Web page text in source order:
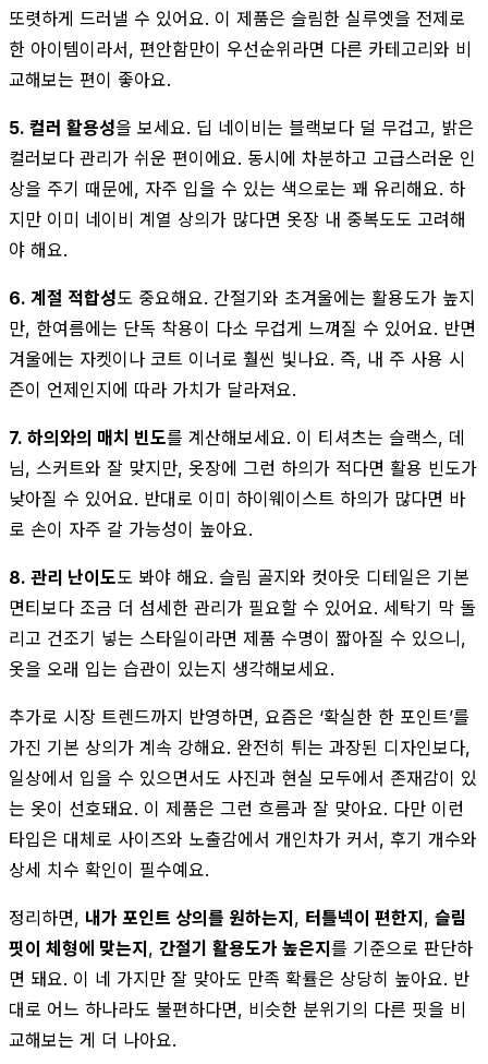
또렷하게 드러낼 수 있어요. 이 제품은 슬림한 실루엣을 전제로
한 아이템이라서, 편안함만이 우선순위라면 다른 카테고리와 비
교해보는 편이 좋아요.
5. 컬러 활용성을 보세요. 딥 네이비는 블랙보다 덜 무겁고, 밝은
컬러보다 관리가 쉬운 편이에요. 동시에 차분하고 고급스러운 인
상을 주기 때문에, 자주 입을 수 있는 색으로는 꽤 유리해요. 하
지만 이미 네이비 계열 상의가 많다면 옷장 내 중복도도 고려해
야 해요.
6. 계절 적합성도 중요해요. 간절기와 초겨울에는 활용도가 높지
만, 한여름에는 단독 착용이 다소 무겁게 느껴질 수 있어요. 반면
겨울에는 자켓이나 코트 이너로 훨씬 빛나요. 즉, 내 주 사용 시
즌이 언제인지에 따라 가치가 달라져요.
7. 하의와의 매치 빈도를 계산해보세요. 이 티셔츠는 슬랙스, 데
님, 스커트와 잘 맞지만, 옷장에 그런 하의가 적다면 활용 빈도가
낮아질 수 있어요. 반대로 이미 하이웨이스트 하의가 많다면 바
로 손이 자주 갈 가능성이 높아요.
8. 관리 난이도도 봐야 해요. 슬림 골지와 컷아웃 디테일은 기본
면티보다 조금 더 섬세한 관리가 필요할 수 있어요. 세탁기 막 돌
리고 건조기 넣는 스타일이라면 제품 수명이 짧아질 수 있으니,
옷을 오래 입는 습관이 있는지 생각해보세요.
추가로 시장 트렌드까지 반영하면, 요즘은 ‘확실한 한 포인트’를
가진 기본 상의가 계속 강해요. 완전히 튀는 과장된 디자인보다,
일상에서 입을 수 있으면서도 사진과 현실 모두에서 존재감이 있
는 옷이 선호돼요. 이 제품은 그런 흐름과 잘 맞아요. 다만 이런
타입은 대체로 사이즈와 노출감에서 개인차가 커서, 후기 개수와
상세 치수 확인이 필수예요.
정리하면, 내가 포인트 상의를 원하는지, 터틀넥이 편한지, 슬림
핏이 체형에 맞는지, 간절기 활용도가 높은지를 기준으로 판단하
면 돼요. 이 네 가지만 잘 맞아도 만족 확률은 상당히 높아요. 반
대로 어느 하나라도 불편하다면, 비슷한 분위기의 다른 핏을 비
교해보는 게 더 나아요.